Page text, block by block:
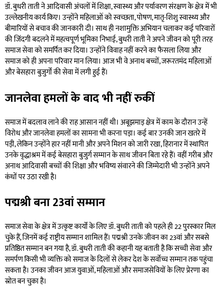
डॉ. बुधरी ताती ने आदिवासी अंचलों में शिक्षा, स्वास्थ्य और पर्यावरण संरक्षण के क्षेत्र में भी
उल्लेखनीय कार्य किए। उन्होंने महिलाओं को स्वच्छता, पोषण, मातृ-शिशु स्वास्थ्य और
बीमारियों से बचाव की जानकारी दी। साथ ही नशामुक्ति अभियान चलाकर कई परिवारों
की जिंदगी बदलने में महत्वपूर्ण भूमिका निभाई, बुधरी ताती ने अपने जीवन को पूरी तरह
समाज सेवा को समर्पित कर दिया। उन्होंने विवाह नहीं करने का फैसला लिया और
समाज को ही अपना परिवार मान लिया। आज भी वे अनाथ बच्चों, जरूरतमंद महिलाओं
और बेसहारा बुजुर्गों की सेवा में लगी हुई हैं।
जानलेवा हमलों के बाद भी नहीं रुकीं
समाज में बदलाव लाने की राह आसान नहीं थी। अबूझमाड़ क्षेत्र में काम के दौरान उन्हें
विरोध और जानलेवा हमलों का सामना भी करना पड़ा। कई बार उनकी जान खतरे में
पड़ी, लेकिन उन्होंने हार नहीं मानी और अपने मिशन को जारी रखा, हिरानार में स्थापित
उनके वृद्धाश्रम में कई बेसहारा बुजुर्ग सम्मान के साथ जीवन बिता रहे हैं। वहीं गरीब और
अनाथ आदिवासी बच्चों की शिक्षा और भविष्य संवारने की जिम्मेदारी भी उन्होंने अपने
कंधों पर उठा रखी है।
पद्मश्री बना 23वां सम्मान
समाज सेवा के क्षेत्र में उत्कृष्ट कार्यों के लिए डॉ. बुधरी ताती को पहले ही 22 पुरस्कार मिल
चुके हैं, जिनमें कई राष्ट्रीय सम्मान शामिल हैं। पद्मश्री उनके जीवन का 23वां और सबसे
प्रतिष्ठित सम्मान बन गया है, डॉ. बुधरी ताती की कहानी यह बताती है कि सच्ची सेवा और
समर्पण किसी भी व्यक्ति को समाज के दिलों से लेकर देश के सर्वोच्च सम्मान तक पहुंचा
सकता है। उनका जीवन आज युवाओं, महिलाओं और समाजसेवियों के लिए प्रेरणा का
स्रोत बन चुका है।